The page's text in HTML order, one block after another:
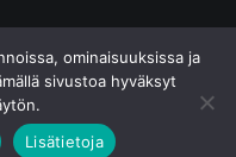
ominaisuuksissa ja
sivustoa hyväksyt
Lisätietoja